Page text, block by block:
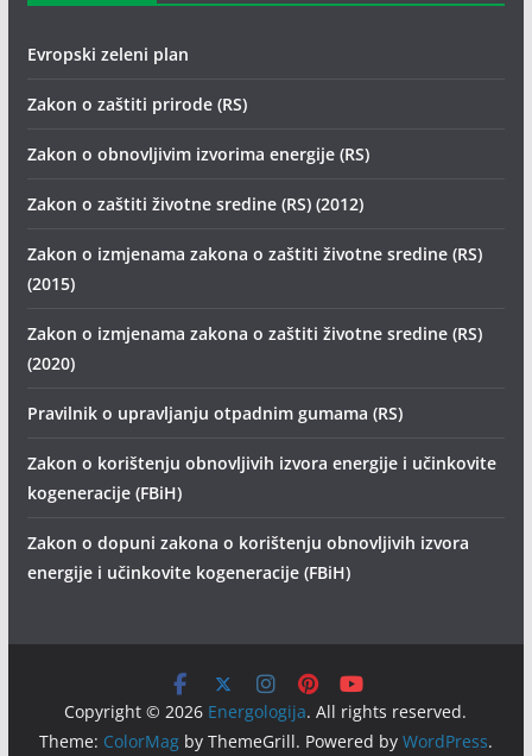
Evropski zeleni plan
Zakon o zaštiti prirode (RS)
Zakon o obnovljivim izvorima energije (RS)
Zakon o zaštiti životne sredine (RS) (2012)
Zakon o izmjenama zakona o zaštiti životne sredine (RS)
(2015)
Zakon o izmjenama zakona o zaštiti životne sredine (RS)
(2020)
Pravilnik o upravljanju otpadnim gumama (RS)
Zakon o korištenju obnovljivih izvora energije i učinkovite
kogeneracije (FBiH)
Zakon o dopuni zakona o korištenju obnovljivih izvora
energije i učinkovite kogeneracije (FBiH)
Copyright © 2026 Energologija. All rights reserved.
Theme: ColorMagby ThemeGrill. Powered by WordPress.